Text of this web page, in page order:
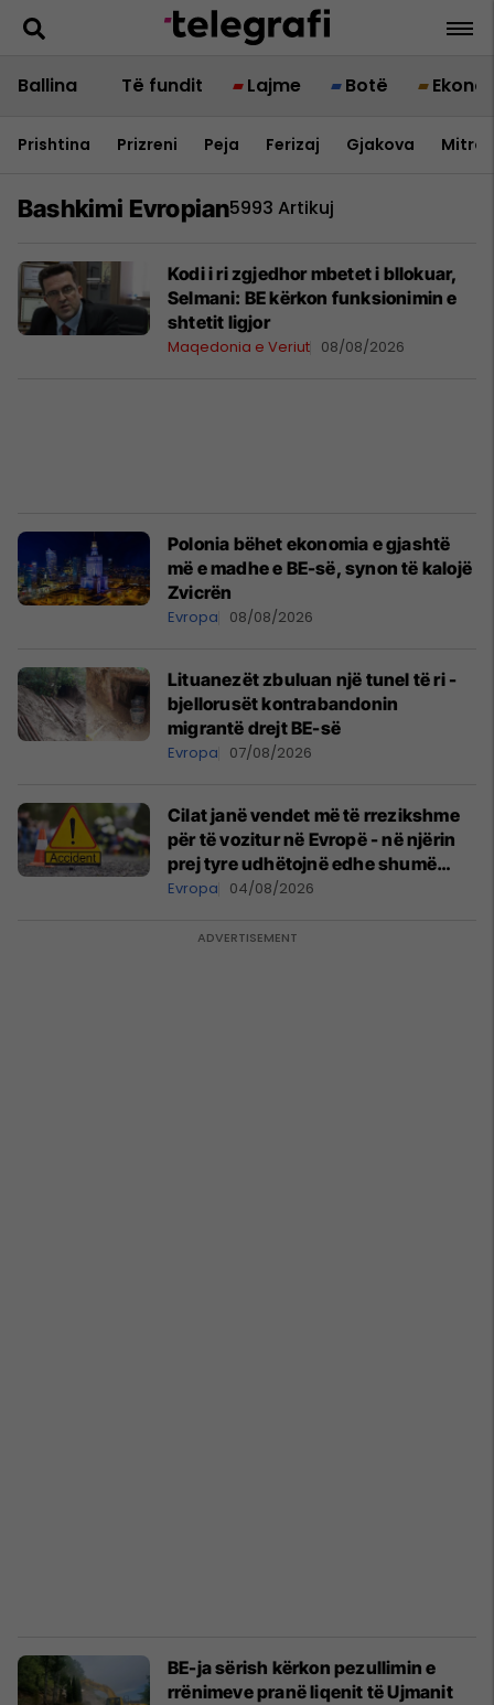
Ballina Të fundit Lajme Botë
Prishtina Prizreni Peja Ferizaj Gjakova
Bashkimi Evropian5993 Artikuj
Kodi i ri zgjedhor mbetet i bllokuar,
Selmani: BE kërkon funksionimin e
shtetit ligjor
Maqedonia e Veriut 08/08/2026
Polonia bëhet ekonomia e gjashtë
më e madhe e BE-së, synon të kalojë
Zvicrën
Evropa 08/08/2026
Lituanezët zbuluan një tunel të ri -
bjellorusët kontrabandonin
migrantë drejt BE-së
Evropa 07/08/2026
Cilat janë vendet më të rrezikshme
për të vozitur në Evropë - në njërin
prej tyre udhëtojnë edhe shumë
mërgimtarë
Evropa 04/08/2026
BE-ja sërish kërkon pezullimin e
rrënimeve pranë liqenit të Ujmanit